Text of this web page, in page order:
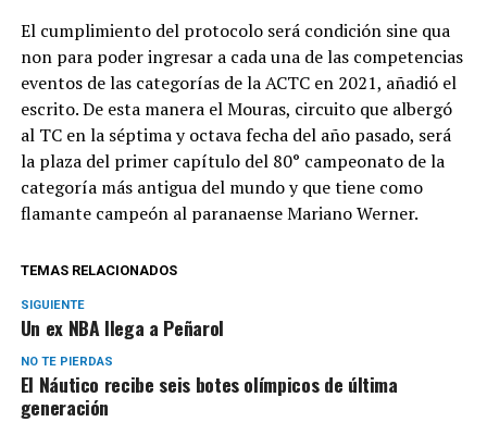
El cumplimiento del protocolo será condición sine qua
non para poder ingresar a cada una de las competencias
eventos de las categorías de la ACTC en 2021, añadió el
escrito. De esta manera el Mouras, circuito que albergó
al TC en la séptima y octava fecha del año pasado, será
la plaza del primer capítulo del 80° campeonato de la
categoría más antigua del mundo y que tiene como
flamante campeón al paranaense Mariano Werner.
TEMAS RELACIONADOS
SIGUIENTE
Un ex NBA llega a Peñarol
NO TE PIERDAS
El Náutico recibe seis botes olímpicos de última
generación